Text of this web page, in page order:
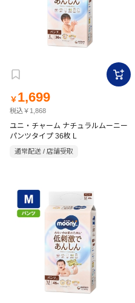
￥ 1,699
税込￥1,868
ユニ・チャーム ナチュラルムーニー
パンツタイプ 36枚 L
通常配送 / 店舗受取